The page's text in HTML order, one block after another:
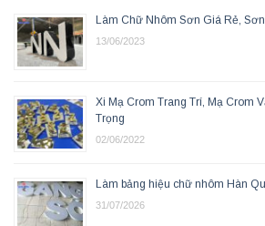
Làm Chữ Nhôm Sơn Giá Rẻ,
13/06/2023
Xi Mạ Crom Trang Trí, Mạ Crom
Trọng
02/06/2022
Làm bảng hiệu chữ nhôm Hàn
31/07/2026